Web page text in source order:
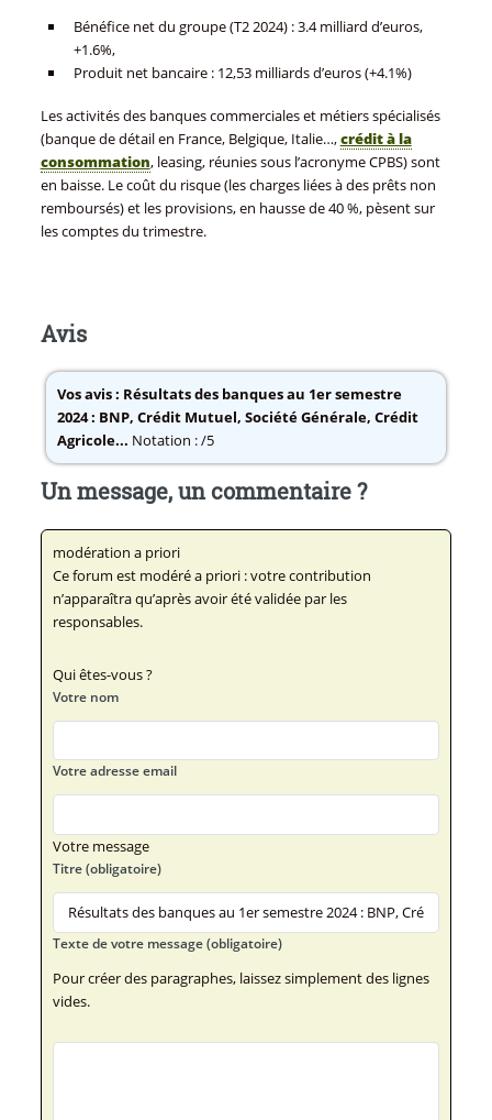
Bénéfice net du groupe (T2 2024) : 3.4 milliard d’euros,
+1.6%,
Produit net bancaire : 12,53 milliards d’euros (+4.1%)
Les activités des banques commerciales et métiers spécialisés
(banque de détail en France, Belgique, Italie…,crédit à la
consommation, leasing, réunies sous l’acronyme CPBS) sont
en baisse. Le coût du risque (les charges liées à des prêts non
remboursés) et les provisions, en hausse de 40 %, pèsent sur
les comptes du trimestre.
Avis
Vos avis : Résultats des banques au 1er semestre
2024 : BNP, Crédit Mutuel, Société Générale, Crédit
Agricole... Notation : /5
Un message, un commentaire ?
modération a priori
Ce forum est modéré a priori : votre contribution
n’apparaîtra qu’après avoir été validée par les
responsables.
Qui êtes-vous ?
Votre nom
Votre adresse email
Votre message
Titre (obligatoire)
Texte de votre message (obligatoire)
Pour créer des paragraphes, laissez simplement des lignes
vides.